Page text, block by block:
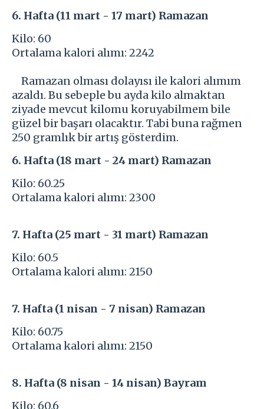
6. Hafta (11 mart - 17 mart) Ramazan
Kilo: 60
Ortalama kalori alımı: 2242
Ramazan olması dolayısı ile kalori alımım
azaldı. Bu sebeple bu ayda kilo almaktan
ziyade mevcut kilomu koruyabilmem bile
güzel bir başarı olacaktır. Tabi buna rağmen
250 gramlık bir artış gösterdim.
6. Hafta (18 mart - 24 mart) Ramazan
Kilo: 60.25
Ortalama kalori alımı: 2300
7. Hafta (25 mart - 31 mart) Ramazan
Kilo: 60.5
Ortalama kalori alımı: 2150
7. Hafta (1 nisan - 7 nisan) Ramazan
Kilo: 60.75
Ortalama kalori alımı: 2150
8. Hafta (8 nisan - 14 nisan) Bayram
Kilo: 60.6